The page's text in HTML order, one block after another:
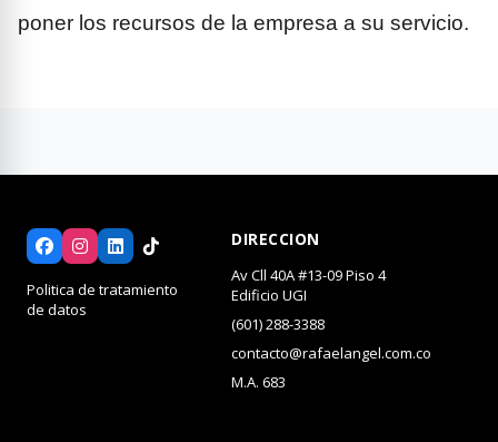
poner los recursos de la empresa a su servicio.
Politica de tratamiento
de datos
DIRECCION
Av Cll 40A #13-09 Piso 4
Edificio UGI
(601) 288-3388
contacto@rafaelangel.com.co
M.A. 683